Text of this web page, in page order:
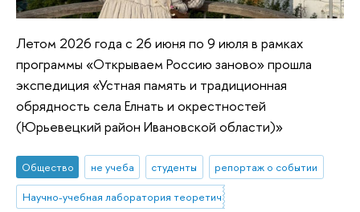
Летом 2026 года с 26 июня по 9 июля в рамках
программы «Открываем Россию заново» прошла
экспедиция «Устная память и традиционная
обрядность села Елнать и окрестностей
(Юрьевецкий район Ивановской области)»
Общество не учеба студенты репортаж о событии
Научно-учебная лаборатория теоретической и полевой